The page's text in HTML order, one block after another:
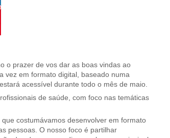
o prazer de vos dar as boas vindas ao
vez em formato digital, baseado numa
acessível durante todo o mês de maio.
de saúde, com foco nas temáticas
costumávamos desenvolver em formato
pessoas. O nosso foco é partilhar